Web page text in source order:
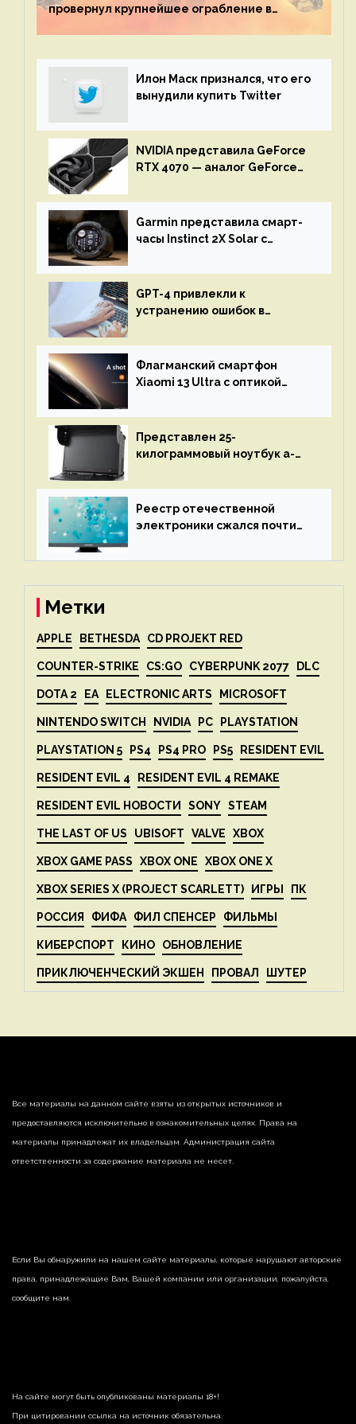
провернул крупнейшее ограбление в
механике
Илон Маск признался, что его
вынудили купить Twitter
NVIDIA представила GeForce
RTX 4070 — аналог GeForce
Garmin представила смарт-
часы Instinct 2X Solar с
GPT-4 привлекли к
устранению ошибок в
остановится до полного
восстановления кода и
объяснит, что пошло не так
Флагманский смартфон
Xiaomi 13 Ultra с оптикой
представят 18 апреля
Представлен 25-
килограммовый ноутбук a-
до 3 Тбайт DDR5 и шесть
дисплеев
Реестр отечественной
электроники сжался почти
Метки
APPLE BETHESDA CD PROJEKT RED
COUNTER-STRIKE CS:GO CYBERPUNK 2077 DLC
DOTA 2 EA ELECTRONIC ARTS MICROSOFT
NINTENDO SWITCH NVIDIA PC PLAYSTATION
PLAYSTATION 5 PS4 PS4 PRO PS5 RESIDENT EVIL
RESIDENT EVIL 4 RESIDENT EVIL 4 REMAKE
RESIDENT EVIL НОВОСТИ SONY STEAM
THE LAST OF US UBISOFT VALVE XBOX
XBOX GAME PASS XBOX ONE XBOX ONE X
XBOX SERIES X (PROJECT SCARLETT) ИГРЫ ПК
РОССИЯ ФИФА ФИЛ СПЕНСЕР ФИЛЬМЫ
КИБЕРСПОРТ КИНО ОБНОВЛЕНИЕ
ПРИКЛЮЧЕНЧЕСКИЙ ЭКШЕН ПРОВАЛ ШУТЕР
Все материалы на данном сайте взяты из открытых источников и
предоставляются исключительно в ознакомительных целях. Права на
материалы принадлежат их владельцам. Администрация сайта
ответственности за содержание материала не несет.
Если Вы обнаружили на нашем сайте материалы, которые нарушают авторские
права, принадлежащие Вам, Вашей компании или организации, пожалуйста,
сообщите нам.
На сайте могут быть опубликованы материалы 18+!
При цитировании ссылка на источник обязательна.